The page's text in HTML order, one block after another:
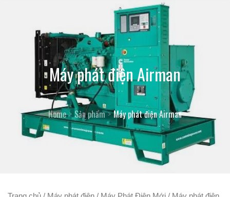
Máy phát điện Airman
Home Sản phẩm Máy phát điện Airman